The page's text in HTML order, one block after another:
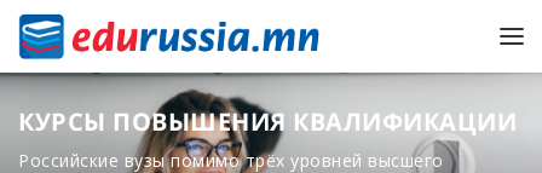
КУРСЫ ПОВЫШЕНИЯ КВАЛИФИКАЦИИ
Российские вузы помимо трёх уровней высшего